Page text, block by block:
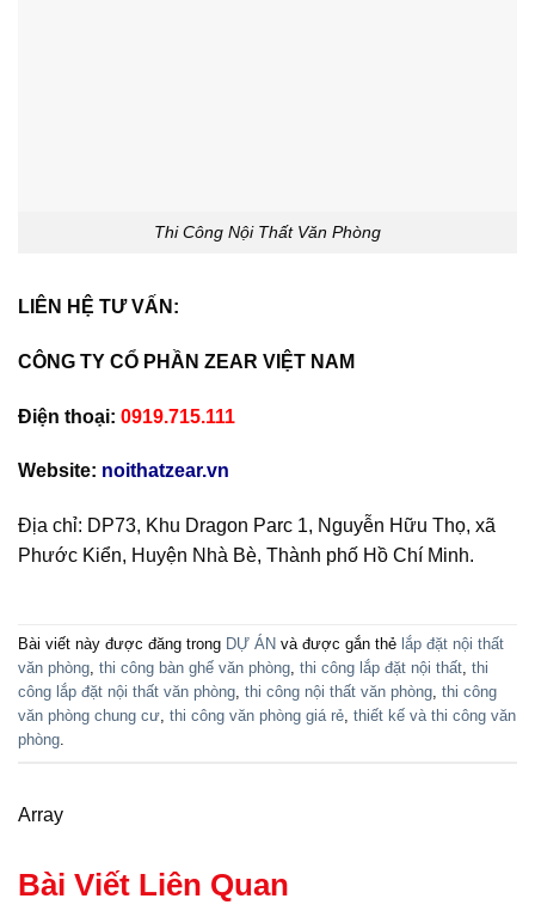
Thi Công Nội Thất Văn Phòng
LIÊN HỆ TƯ VẤN:
CÔNG TY CỔ PHẦN ZEAR VIỆT NAM
Điện thoại: 0919.715.111
Website: noithatzear.vn
Địa chỉ: DP73, Khu Dragon Parc 1, Nguyễn Hữu Thọ, xã
Phước Kiển, Huyện Nhà Bè, Thành phố Hồ Chí Minh.
Bài viết này được đăng trong DỰ ÁN và được gắn thẻ lắp đặt nội thất
văn phòng, thi công bàn ghế văn phòng, thi công lắp đặt nội thất, thi
công lắp đặt nội thất văn phòng, thi công nội thất văn phòng, thi công
văn phòng chung cư, thi công văn phòng giá rẻ, thiết kế và thi công văn
phòng.
Array
Bài Viết Liên Quan